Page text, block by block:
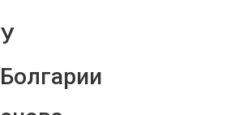
У
Болгарии